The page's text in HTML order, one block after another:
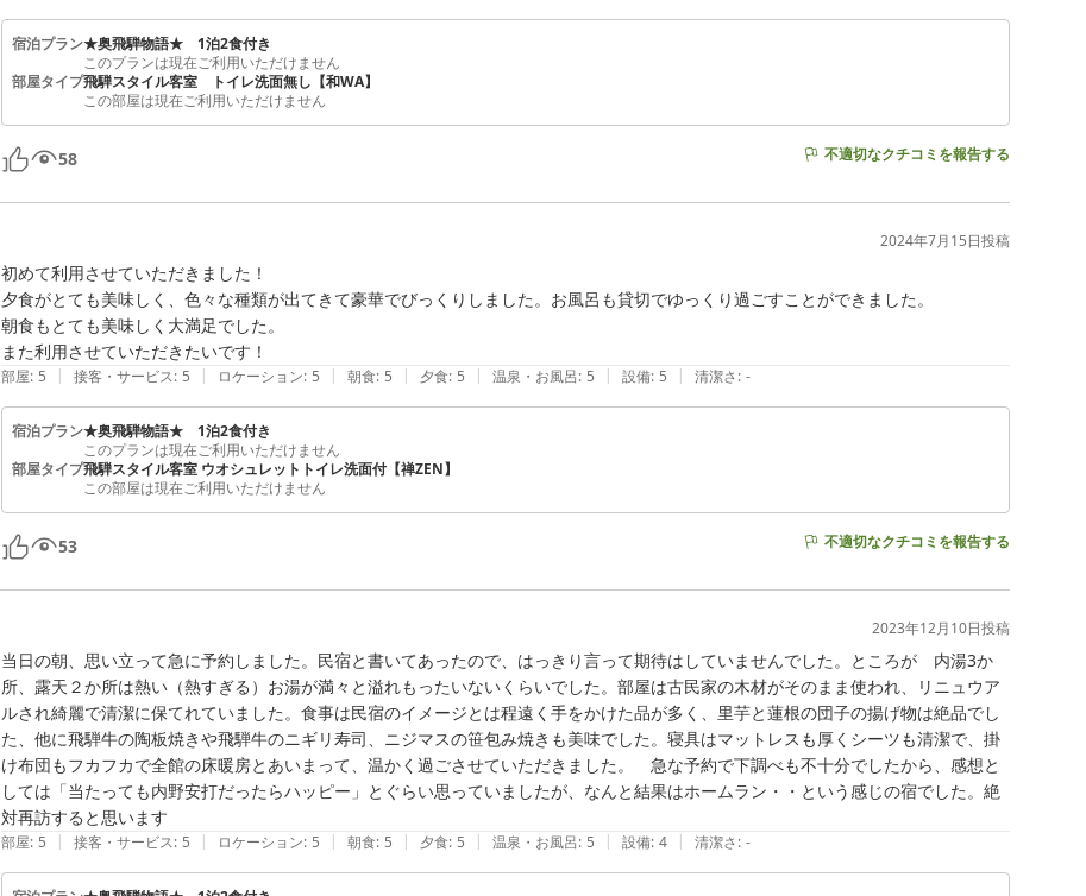
宿泊プラン★奥飛騨物語★ 1泊2食付き
このプランは現在ご利用いただけません
部屋タイプ飛騨スタイル客室 トイレ洗面無し【和WA】
この部屋は現在ご利用いただけません
58 不適切なクチコミを報告する
2024年7月15日投稿
初めて利用させていただきました！
夕食がとても美味しく、色々な種類が出てきて豪華でびっくりしました。お風呂も貸切でゆっくり過ごすことができました。
朝食もとても美味しく大満足でした。
また利用させていただきたいです！
部屋: 5 | 接客・サービス: 5 | ロケーション: 5 | 朝食: 5 | 夕食: 5 | 温泉・お風呂: 5 | 設備: 5 | 清潔さ: -
宿泊プラン★奥飛騨物語★ 1泊2食付き
このプランは現在ご利用いただけません
部屋タイプ飛騨スタイル客室 ウオシュレットトイレ洗面付【禅ZEN】
この部屋は現在ご利用いただけません
53 不適切なクチコミを報告する
2023年12月10日投稿
当日の朝、思い立って急に予約しました。民宿と書いてあったので、はっきり言って期待はしていませんでした。ところが　内湯3か
所、露天２か所は熱い（熱すぎる）お湯が満々と溢れもったいないくらいでした。部屋は古民家の木材がそのまま使われ、リニュウア
ルされ綺麗で清潔に保てれていました。食事は民宿のイメージとは程遠く手をかけた品が多く、里芋と蓮根の団子の揚げ物は絶品でし
た、他に飛騨牛の陶板焼きや飛騨牛のニギリ寿司、ニジマスの笹包み焼きも美味でした。寝具はマットレスも厚くシーツも清潔で、掛
け布団もフカフカで全館の床暖房とあいまって、温かく過ごさせていただきました。　急な予約で下調べも不十分でしたから、感想と
しては「当たっても内野安打だったらハッピー」とぐらい思っていましたが、なんと結果はホームラン・・という感じの宿でした。絶
対再訪すると思います
部屋: 5 | 接客・サービス: 5 | ロケーション: 5 | 朝食: 5 | 夕食: 5 | 温泉・お風呂: 5 | 設備: 4 | 清潔さ: -